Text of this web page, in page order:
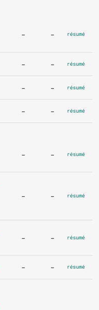
- - résumé
- - résumé
- - résumé
- - résumé
- - résumé
- - résumé
- - résumé
- - résumé